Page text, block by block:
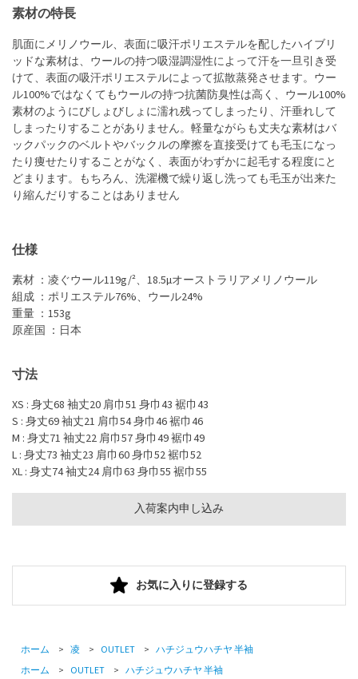
入荷案内申し込み
素材の特長
肌面にメリノウール、表面に吸汗ポリエステルを配したハイブリ
ッドな素材は、ウールの持つ吸湿調湿性によって汗を一旦引き受
けて、表面の吸汗ポリエステルによって拡散蒸発させます。ウー
ル100%ではなくてもウールの持つ抗菌防臭性は高く、ウール100%
素材のようにびしょびしょに濡れ残ってしまったり、汗垂れして
しまったりすることがありません。軽量ながらも丈夫な素材はバ
ックパックのベルトやバックルの摩擦を直接受けても毛玉になっ
たり痩せたりすることがなく、表面がわずかに起毛する程度にと
どまります。もちろん、洗濯機で繰り返し洗っても毛玉が出来た
り縮んだりすることはありません
仕様
素材 ：凌ぐウール119g/²、18.5µオーストラリアメリノウール
組成 ：ポリエステル76%、ウール24%
重量 ：153g
原産国 ：日本
寸法
XS : 身丈68 袖丈20 肩巾51 身巾43 裾巾43
S : 身丈69 袖丈21 肩巾54 身巾46 裾巾46
M : 身丈71 袖丈22 肩巾57 身巾49 裾巾49
L : 身丈73 袖丈23 肩巾60 身巾52 裾巾52
XL : 身丈74 袖丈24 肩巾63 身巾55 裾巾55
お気に入りに登録する
ホーム > 凌 > OUTLET > ハチジュウハチヤ 半袖
ホーム
> OUTLET > ハチジュウハチヤ 半袖